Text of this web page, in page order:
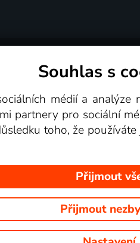
Videotéka
webu jsou zobrazovány obrázky
Souhlas s
médií a
partnery pro sociální
toho, že
Přijmout
Přijmout